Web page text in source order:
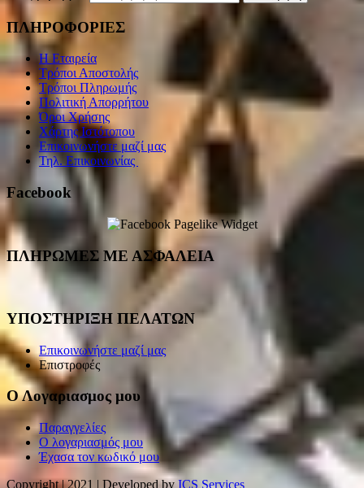
ΠΛΗΡΟΦΟΡΙΕΣ
Η Εταιρεία
Τρόποι Αποστολής
Τρόποι Πληρωμής
Πολιτική Απορρήτου
Όροι Χρήσης
Χάρτης Ιστότοπου
Επικοινωνήστε μαζί μας
Τηλ. Επικοινωνίας
Facebook
ΠΛΗΡΩΜΕΣ ΜΕ ΑΣΦΑΛΕΙΑ
ΥΠΟΣΤΗΡΙΞΗ ΠΕΛΑΤΩΝ
Επικοινωνήστε μαζί μας
Επιστροφές
Ο Λογαριασμος μου
Παραγγελίες
Ο λογαριασμός μου
Έχασα τον κωδικό μου
Copyright | 2021 | Developed by ICS Services